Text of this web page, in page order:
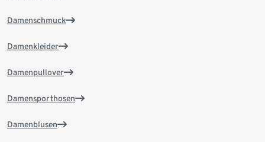
Damenschmuck
Damenkleider
Damenpullover
Damensporthosen
Damenblusen